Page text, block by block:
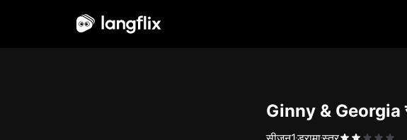
Ginny & Georgia